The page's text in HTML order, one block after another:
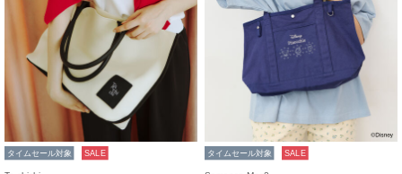
タイムセール対象 SALE タイムセール対象 SALE